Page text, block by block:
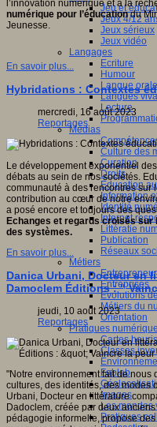
Jeu et
Jeux 4/12
Jeux sérieux
Jeux vidéo
Langages
Ecriture
Humour
Langue orale
Langues
Lecture
Médias
Culture des
Curation
Droits
Education
Information
Identité
Internet
Littératie
Publication
Réseaux
Métiers
Entreprises
Evolutions
Métiers du
Orientation
Pratiques
Cartes
Classes
Fablab
Images
Les mondes
Pratiques
l’innovation numérique et à la
numérique pour l’éducationdu
Jeunesse.
En savoir plus...
Hybridations : Contextes
mercredi, 16 août 2023
Reportages
Le développement exponentiel
débats au sein de nos sociétés.
communauté à des rencontres sur
contribution au cœur de notre
a posé encore et toujours des
Echanges et regards croisés
des systèmes.
En savoir plus...
Danica Urbani, Docteur en
Damoclem Éditions : "
jeudi, 10 août 2023
Reportages
"Notre environnement fait de nous
cultures, des identités, des modes
Urbani, Docteur en littérature
Dadoclem, créée par deux
pédagogie informelle, propose